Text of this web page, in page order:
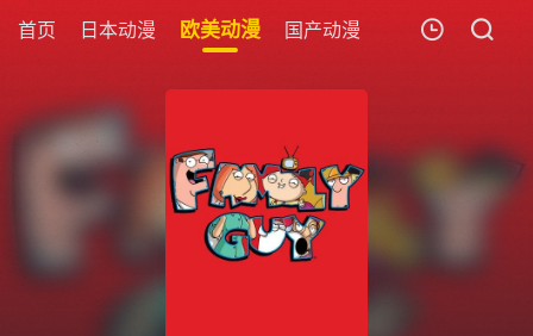
首页 日本动漫 欧美动漫 国产动漫 剧场版 追剧周
我的观影记录